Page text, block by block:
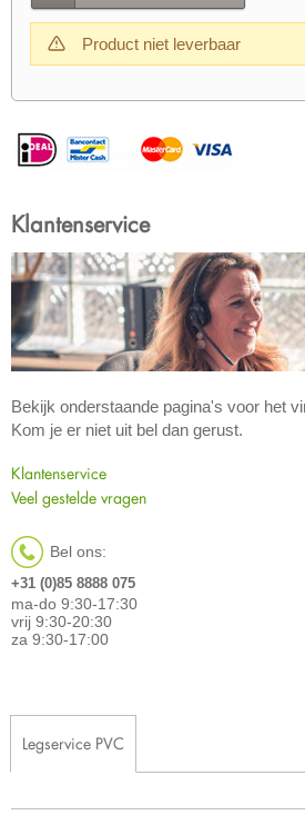
Product niet leverbaar
Klantenservice
Bekijk onderstaande pagina's voor het
Kom je er niet uit bel dan gerust.
Klantenservice
Veel gestelde vragen
Bel ons:
+31 (0)85 8888 075
ma-do 9:30-17:30
vrij 9:30-20:30
za 9:30-17:00
Legservice PVC